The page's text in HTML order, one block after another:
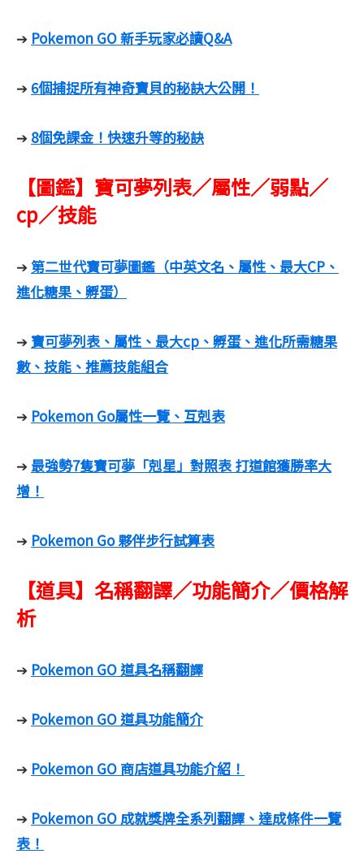
➔ Pokemon GO 新手玩家必讀Q&A
➔ 6個捕捉所有神奇寶貝的秘訣大公開！
➔ 8個免課金！快速升等的秘訣
【圖鑑】寶可夢列表／屬性／弱點／
cp／技能
➔第二世代寶可夢圖鑑（中英文名、屬性、最大CP、
進化糖果、孵蛋）
➔寶可夢列表、屬性、最大cp、孵蛋、進化所需糖果
數、技能、推薦技能組合
➔ Pokemon Go屬性一覽、互剋表
➔最強勢7隻寶可夢「剋星」對照表 打道館獲勝率大
增！
➔ Pokemon Go 夥伴步行試算表
【道具】名稱翻譯／功能簡介／價格解
析
➔ Pokemon GO 道具名稱翻譯
➔ Pokemon GO 道具功能簡介
➔ Pokemon GO 商店道具功能介紹！
➔ Pokemon GO 成就獎牌全系列翻譯、達成條件一覽
表！